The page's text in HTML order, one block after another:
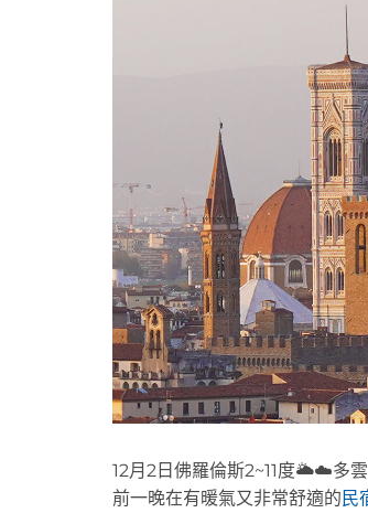
12月2日佛羅倫斯2~11度🌥️☁️多雲
前一晚在有暖氣又非常舒適的 民